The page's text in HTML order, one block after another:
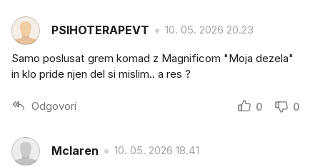
PSIHOTERAPEVT 10. 05. 2026 20.23
Samo poslusat grem komad z Magnificom "Moja dezela"
in klo pride njen del si mislim.. a res ?
Odgovori 0 0
Mclaren 10. 05. 2026 18.41